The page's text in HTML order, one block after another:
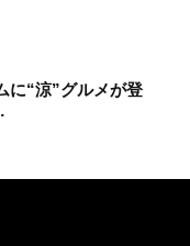
に“涼”グルメが登